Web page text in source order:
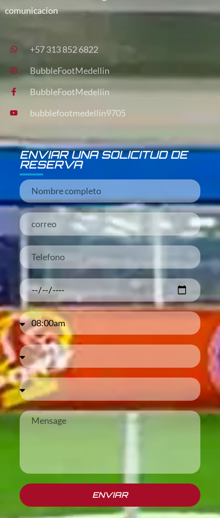
comunicacion
+57 313 852 6822
BubbleFootMedellin
BubbleFootMedellin
bubblefootmedellin9705
ENVIAR UNA SOLICITUD DE
RESERVA
ENVIAR